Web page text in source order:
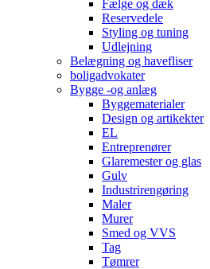
Fælge og dæk
Reservedele
Styling og tuning
Udlejning
Belægning og havefliser
boligadvokater
Bygge -og anlæg
Byggematerialer
Design og artikekter
EL
Entreprenører
Glaremester og glas
Gulv
Industrirengøring
Maler
Murer
Smed og VVS
Tag
Tømrer